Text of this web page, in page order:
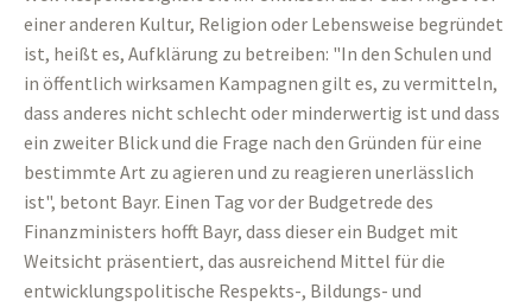
einer anderen Kultur, Religion oder Lebensweise begründet
ist, heißt es, Aufklärung zu betreiben: "In den Schulen und
in öffentlich wirksamen Kampagnen gilt es, zu vermitteln,
dass anderes nicht schlecht oder minderwertig ist und dass
ein zweiter Blick und die Frage nach den Gründen für eine
bestimmte Art zu agieren und zu reagieren unerlässlich
ist", betont Bayr. Einen Tag vor der Budgetrede des
Finanzministers hofft Bayr, dass dieser ein Budget mit
Weitsicht präsentiert, das ausreichend Mittel für die
entwicklungspolitische Respekts-, Bildungs- und